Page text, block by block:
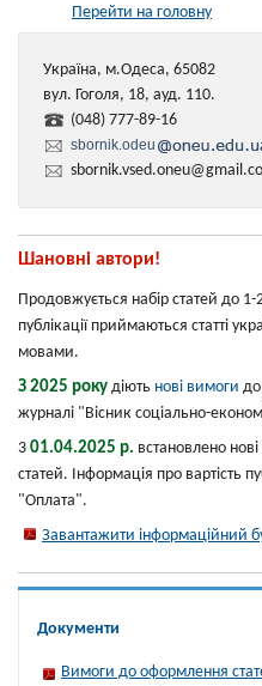
Перейти на головну
Україна, м.Одеса, 65082
вул. Гоголя, 18, ауд. 110.
(048) 777-89-16
sbornik.odeu
Шановні автори!
Продовжується набір статей до
публікації приймаються статті
мовами.
З 2025 року діють нові вимоги
журналі "Вісник соціально-
3 01.04.2025 р. встановлено
статей. Інформація про вартість
"Оплата".
Завантажити інформаційний
Документи
Вимоги до оформлення